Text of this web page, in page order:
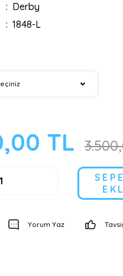
Derby
1848-L
TL
Yorum Yaz